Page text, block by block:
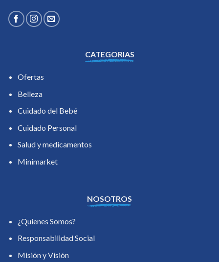
CATEGORIAS
Ofertas
Belleza
Cuidado del Bebé
Cuidado Personal
Salud y medicamentos
Minimarket
NOSOTROS
¿Quienes Somos?
Responsabilidad Social
Misión y Visión